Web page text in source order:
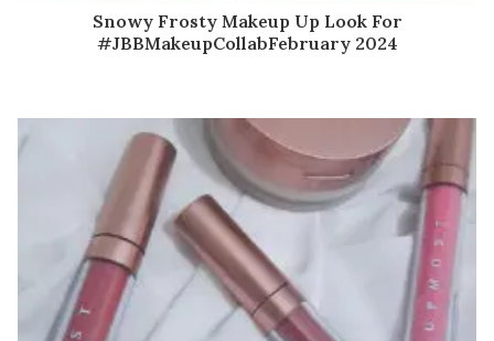
Snowy Frosty Makeup Up Look For
#JBBMakeupCollabFebruary 2024